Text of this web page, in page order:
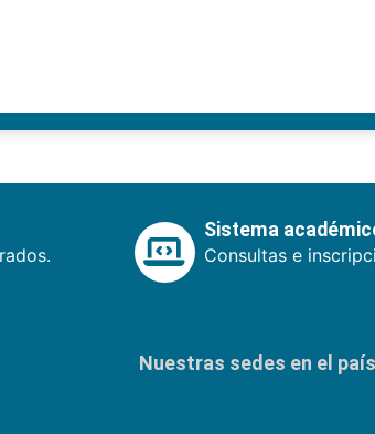
Sistema
Consultas e
Nuestras sedes en el